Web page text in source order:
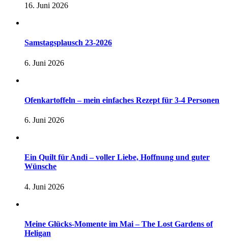
16. Juni 2026
Samstagsplausch 23-2026
6. Juni 2026
Ofenkartoffeln – mein einfaches Rezept für 3-4 Personen
6. Juni 2026
Ein Quilt für Andi – voller Liebe, Hoffnung und guter
Wünsche
4. Juni 2026
Meine Glücks-Momente im Mai – The Lost Gardens of
Heligan